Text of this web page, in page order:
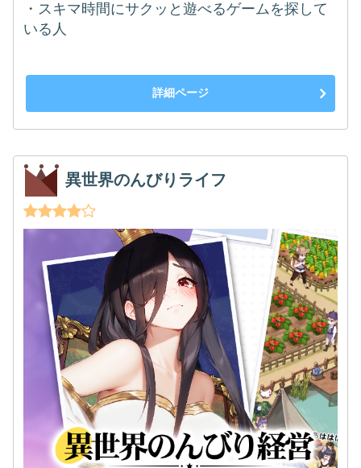
・スキマ時間にサクッと遊べるゲームを探して
いる人
詳細ページ
異世界のんびりライフ